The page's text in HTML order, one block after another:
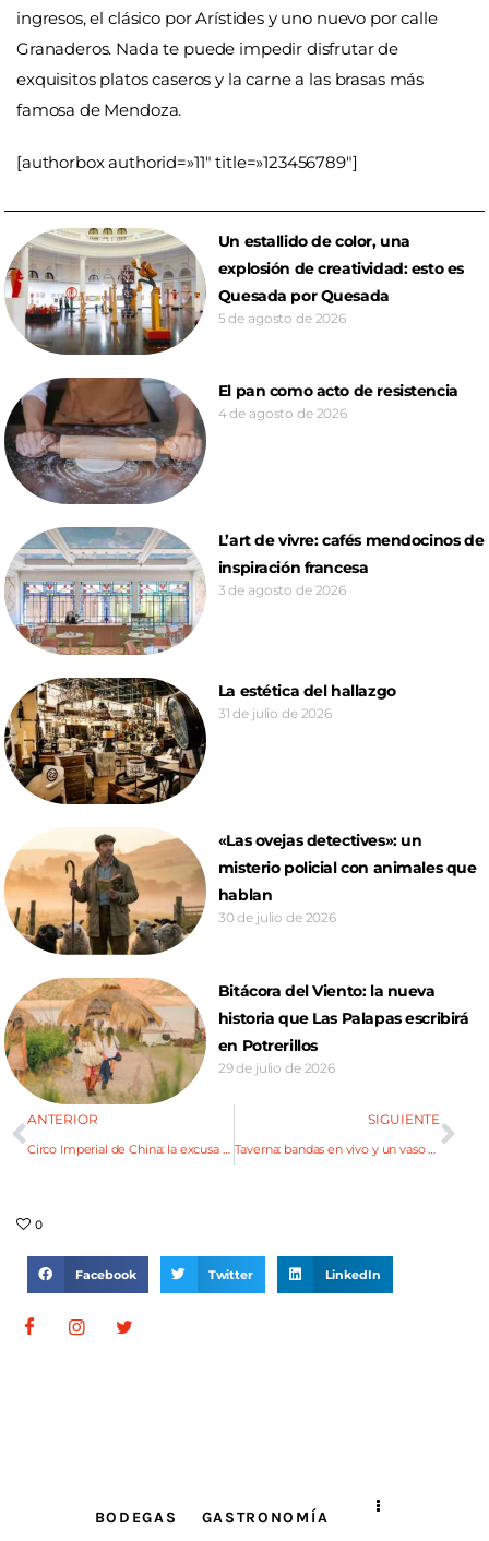
ingresos, el clásico por Arístides y uno nuevo por calle
Granaderos. Nada te puede impedir disfrutar de
exquisitos platos caseros y la carne a las brasas más
famosa de Mendoza.
[authorbox authorid=»11″ title=»123456789″]
Un estallido de color, una
explosión de creatividad: esto es
Quesada por Quesada
5 de agosto de 2026
El pan como acto de resistencia
4 de agosto de 2026
L’art de vivre: cafés mendocinos de
inspiración francesa
3 de agosto de 2026
La estética del hallazgo
31 de julio de 2026
«Las ovejas detectives»: un
misterio policial con animales que
hablan
30 de julio de 2026
Bitácora del Viento: la nueva
historia que Las Palapas escribirá
en Potrerillos
29 de julio de 2026
ANTERIOR
Circo Imperial de China: la excusa para deslumbrarse
SIGUIENTE
Taverna: bandas en vivo y un vaso en la mano
0
Facebook Twitter LinkedIn
BODEGAS GASTRONOMÍA